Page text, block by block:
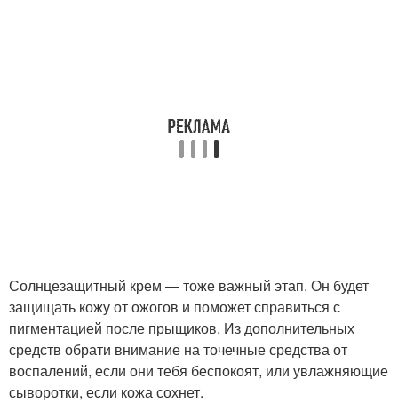
Солнцезащитный крем — тоже важный этап. Он будет
защищать кожу от ожогов и поможет справиться с
пигментацией после прыщиков. Из дополнительных
средств обрати внимание на точечные средства от
воспалений, если они тебя беспокоят, или увлажняющие
сыворотки, если кожа сохнет.